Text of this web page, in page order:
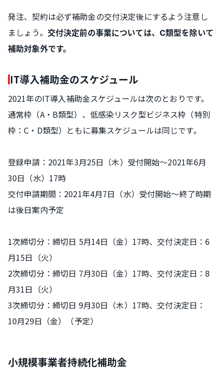
発注、契約は必ず補助金の交付決定後にするよう注意し
ましょう。 交付決定前の事業については、C類型を除いて
補助対象外です。
IT導入補助金のスケジュール
2021年のIT導入補助金スケジュールは次のとおりです。
通常枠（A・B類型）、低感染リスク型ビジネス枠（特別
枠：C・D類型）ともに募集スケジュールは同じです。
登録申請：2021年3月25日（木）受付開始～2021年6月
30日（水）17時
交付申請期間：2021年4月7日（水）受付開始～終了時期
は後日案内予定
1次締切分：締切日 5月14日（金）17時、交付決定日：6
月15日（火）
2次締切分：締切日 7月30日（金）17時、交付決定日：8
月31日（火）
3次締切分：締切日 9月30日（木）17時、交付決定日：
10月29日（金）（予定）
小規模事業者持続化補助金